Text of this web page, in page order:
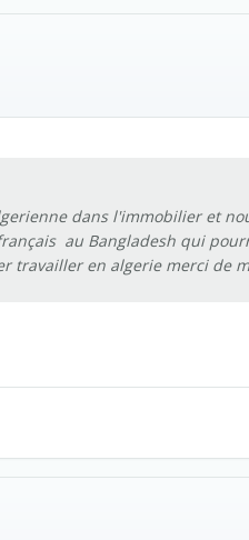
dans l'immobilier et
au Bangladesh qui
travailler en algerie merci de